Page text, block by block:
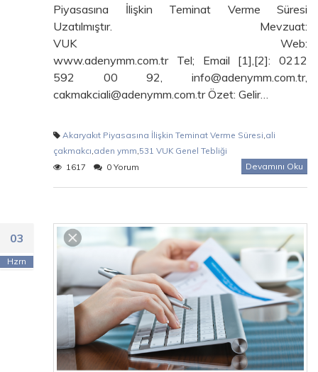
Piyasasına İlişkin Teminat Verme Süresi
Uzatılmıştır. Mevzuat:
VUK Web:
www.adenymm.com.tr Tel; Email [1],[2]: 0212
592 00 92, info@adenymm.com.tr,
cakmakciali@adenymm.com.tr Özet: Gelir…
Akaryakıt Piyasasına İlişkin Teminat Verme Süresi ali
çakmakcı aden ymm 531 VUK Genel Tebliği
1617
0 Yorum Devamını Oku
03
Hzrn